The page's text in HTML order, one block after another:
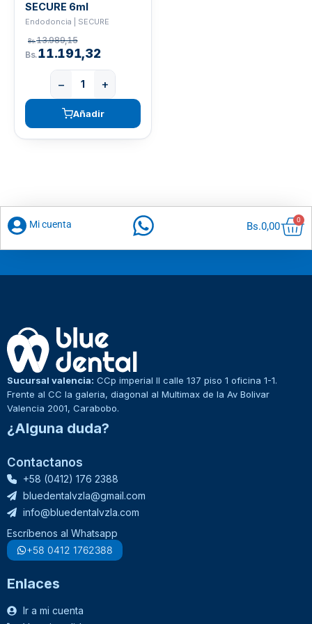
SECURE 6ml
Endodoncia | SECURE
Bs.13.989,15
Bs.11.191,32
− +
Añadir
Mi cuenta Bs.0,00
0
Sucursal valencia: CCp imperial II calle 137 piso 1 oficina 1-1.
Frente al CC la galeria, diagonal al Multimax de la Av Bolivar
Valencia 2001, Carabobo.
¿Alguna duda?
Contactanos
+58 (0412) 176 2388
bluedentalvzla@gmail.com
info@bluedentalvzla.com
Escríbenos al Whatsapp
+58 0412 1762388
Enlaces
Ir a mi cuenta